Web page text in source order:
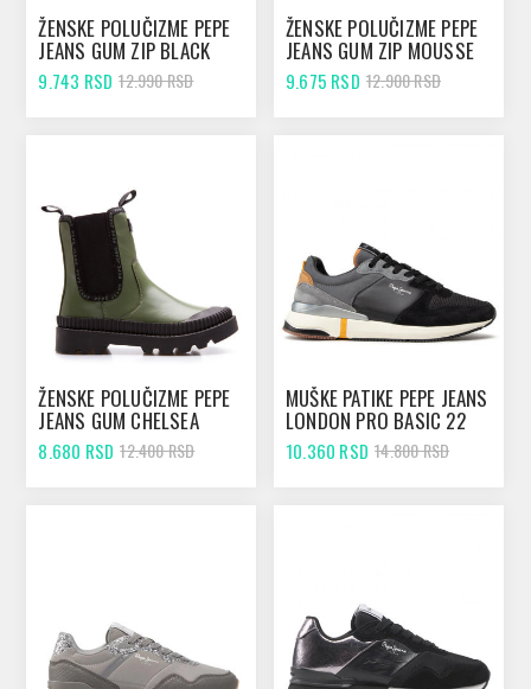
ŽENSKE POLUČIZME PEPE
JEANS GUM ZIP BLACK
9.743 RSD 12.990 RSD
ŽENSKE POLUČIZME PEPE
JEANS GUM ZIP MOUSSE
9.675 RSD 12.900 RSD
ŽENSKE POLUČIZME PEPE
JEANS GUM CHELSEA
REGENT GREEN
8.680 RSD 12.400 RSD
MUŠKE PATIKE PEPE JEANS
LONDON PRO BASIC 22
10.360 RSD 14.800 RSD